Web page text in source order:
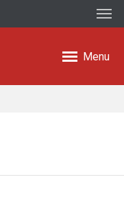
Menu